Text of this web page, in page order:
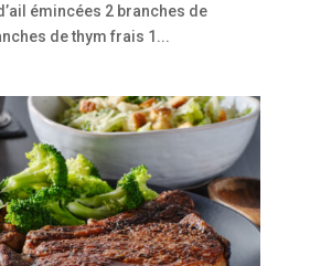
émincées 2 branches de
de thym frais 1...